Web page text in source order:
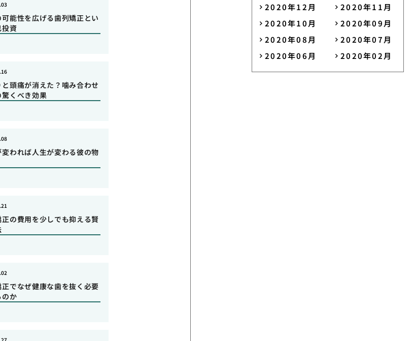
能性を広げる歯列矯正とい
投資
頭痛が消えた？噛み合わせ
くべき効果
変われば人生が変わる彼の物
の費用を少しでも抑える賢
でなぜ健康な歯を抜く必要
のか
2020年12月
2020年11月
2020年10月
2020年09月
2020年08月
2020年07月
2020年06月
2020年02月